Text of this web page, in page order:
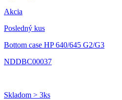
Akcia
Posledný kus
Bottom case HP 640/645 G2/G3
NDDBC00037
Skladom > 3ks